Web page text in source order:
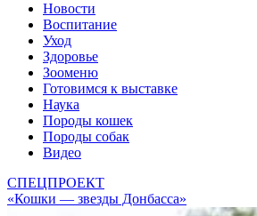
Новости
Воспитание
Уход
Здоровье
Зооменю
Готовимся к выставке
Наука
Породы кошек
Породы собак
Видео
СПЕЦПРОЕКТ
«Кошки — звезды Донбасса»